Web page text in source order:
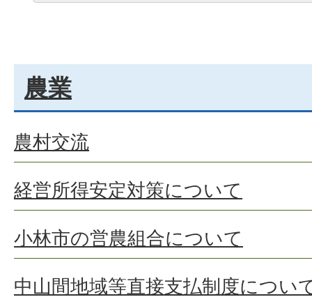
農業
農村交流
経営所得安定対策について
小林市の営農組合について
中山間地域等直接支払制度につい